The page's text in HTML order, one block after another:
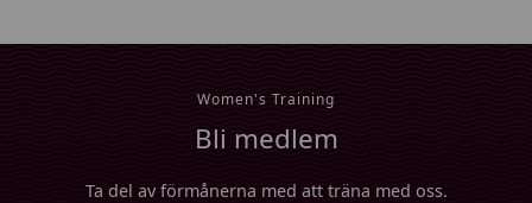
Women's Training
Bli medlem
Ta del av förmånerna med att träna med oss.